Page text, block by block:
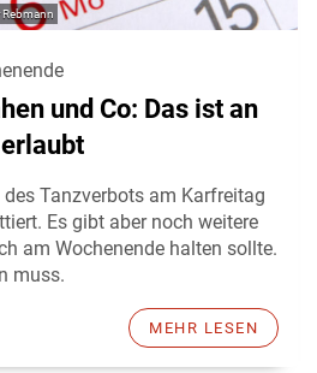
und Co: Das ist an
Tanzverbots am Karfreitag
Es gibt aber noch weitere
am Wochenende halten sollte.
muss.
MEHR LESEN